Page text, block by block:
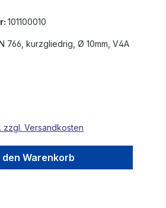
101100010
766, kurzgliedrig, Ø 10mm, V4A
zzgl. Versandkosten
den Warenkorb